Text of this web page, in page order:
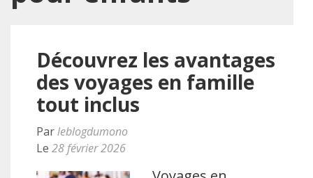
Découvrez les avantages
des voyages en famille
tout inclus
Parleblogdumono
Le 28 février 2026